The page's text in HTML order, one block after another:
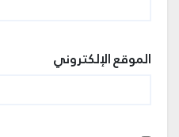
الموقع الإلكتروني